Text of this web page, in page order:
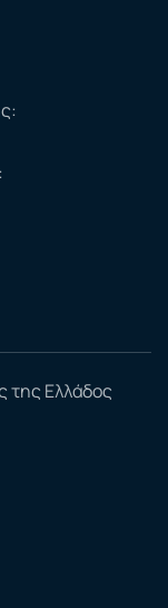
της Ελλάδος